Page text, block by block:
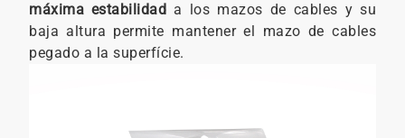
máxima estabilidad a los mazos de cables y su
baja altura permite mantener el mazo de cables
pegado a la superfície.